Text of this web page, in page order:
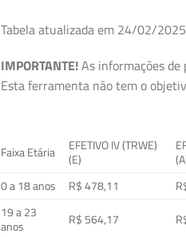
Tabela atualizada em 24/02/
IMPORTANTE!As informações
Esta ferramenta não tem o
Faixa Etária
EFETIVO IV (TRWE)
(E)
0 a 18 anos
R$ 478,11
19 a 23
anos
R$ 564,17